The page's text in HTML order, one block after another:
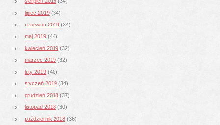
lipiec 2019 (34)
czerwiec 2019 (34)
maj 2019 (44)
kwiecień 2019 (32)
marzec 2019 (32)
luty 2019 (40)
styczeń 2019 (34)
grudzień 2018 (37)
listopad 2018 (30)
październik 2018 (36)